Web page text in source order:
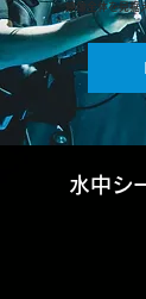
映像全体を見据
水中シ